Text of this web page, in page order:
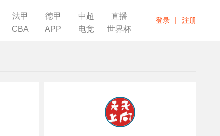
法甲 德甲 中超
直播
CBA APP 电竞 世界杯
登录 注册